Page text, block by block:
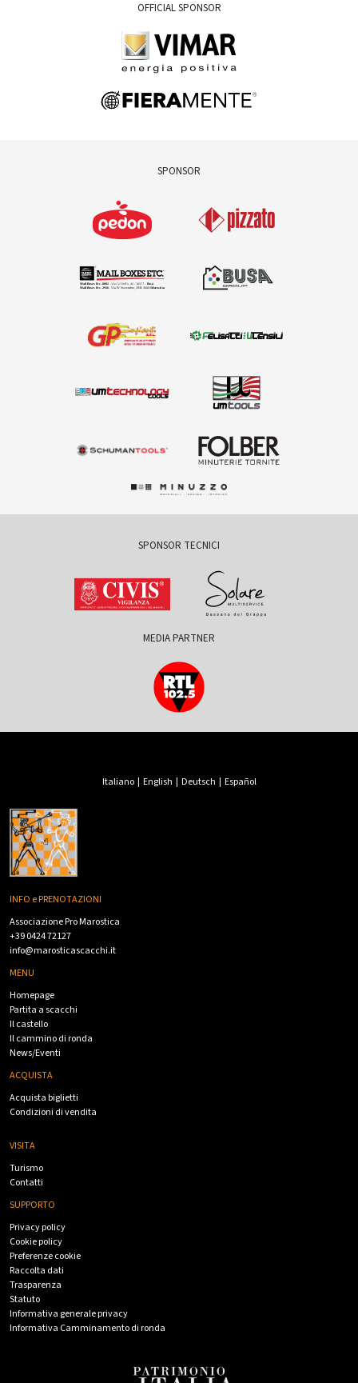
OFFICIAL SPONSOR
SPONSOR
SPONSOR TECNICI
MEDIA PARTNER
Italiano| English | Deutsch | Español
INFO e PRENOTAZIONI
Associazione Pro Marostica
+39 0424 72127
info@marosticascacchi.it
MENU
Homepage
Partita a scacchi
Il castello
Il cammino di ronda
News/Eventi
ACQUISTA
Acquista biglietti
Condizioni di vendita
VISITA
Turismo
Contatti
SUPPORTO
Privacy policy
Cookie policy
Preferenze cookie
Raccolta dati
Trasparenza
Statuto
Informativa generale privacy
Informativa Camminamento di ronda